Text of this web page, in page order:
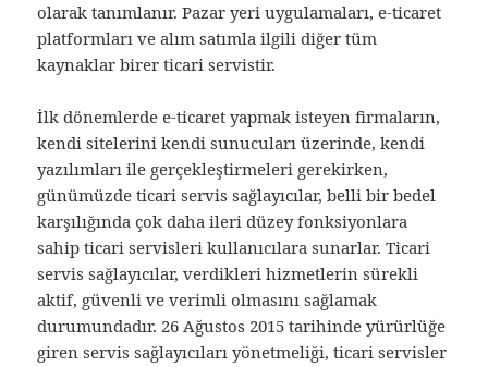
olarak tanımlanır. Pazar yeri uygulamaları, e-ticaret
platformları ve alım satımla ilgili diğer tüm
kaynaklar birer ticari servistir.
İlk dönemlerde e-ticaret yapmak isteyen firmaların,
kendi sitelerini kendi sunucuları üzerinde, kendi
yazılımları ile gerçekleştirmeleri gerekirken,
günümüzde ticari servis sağlayıcılar, belli bir bedel
karşılığında çok daha ileri düzey fonksiyonlara
sahip ticari servisleri kullanıcılara sunarlar. Ticari
servis sağlayıcılar, verdikleri hizmetlerin sürekli
aktif, güvenli ve verimli olmasını sağlamak
durumundadır. 26 Ağustos 2015 tarihinde yürürlüğe
giren servis sağlayıcıları yönetmeliği, ticari servisler